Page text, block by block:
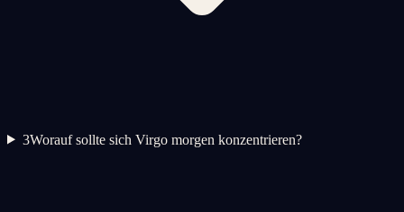
3Worauf sollte sich Virgo morgen konzentrieren?